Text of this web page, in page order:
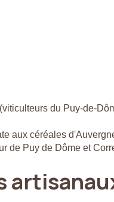
du Puy-de-
aux céréales
de Puy de Dôme et